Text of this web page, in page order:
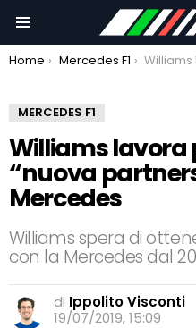
You are here:
Home Mercedes F1 Williams lavora per sigillare la
MERCEDES F1
Williams lavora
“nuova
Mercedes
Williams spera di
con la Mercedes dal
di Ippolito Visconti
19/07/2019, 15:09